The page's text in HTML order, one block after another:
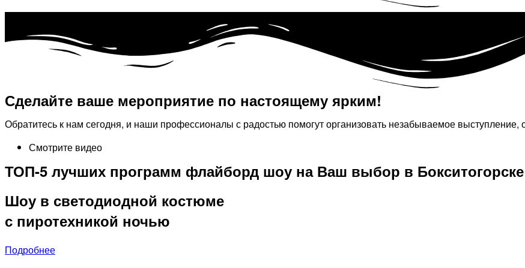
Сделайте ваше мероприятие по настоящему ярким!​
Обратитесь к нам сегодня, и наши профессионалы с радостью помогут организовать незабываемое выступление,
Смотрите видео
ТОП-5 лучших программ флайборд шоу на Ваш выбор в Бокситогорске
Шоу в светодиодной костюме
с пиротехникой ночью
Подробнее